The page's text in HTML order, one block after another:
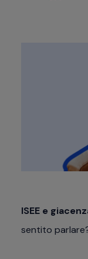
ISEE e
sentito